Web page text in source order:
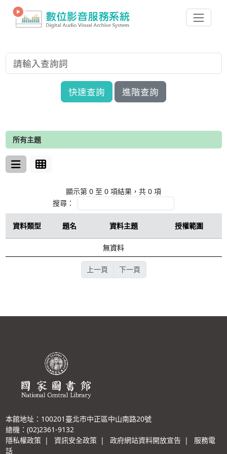
快速查詢 進階查詢
所有主題
顯示第 0 至 0 項結果，共 0 項
搜尋：
資料類型 題名 資料主題 授權範圍
無資料
上一頁 下一頁
本館地址：100201臺北市中正區中山南路20號
總機：(02)2361-9132
隱私權政策 | 資訊安全政策 | 政府網站資料開放宣告 |
服務電
話